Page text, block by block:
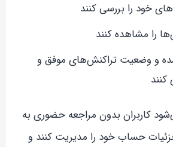
خود را بررسی کنند
را مشاهده کنند
و وضعیت تراکنش‌های موفق و
کنند
کاربران بدون مراجعه حضوری به
حساب خود را مدیریت کنند و